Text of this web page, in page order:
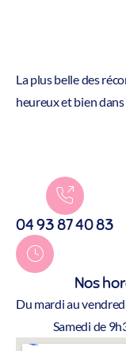
La plus belle des
heureux et bien
04 93 87 40 83
Nos
Du mardi au
Samedi de